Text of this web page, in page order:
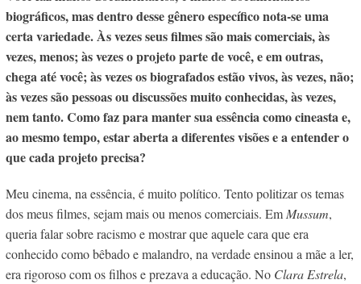
biográficos, mas dentro desse gênero específico nota-se uma
certa variedade. Às vezes seus filmes são mais comerciais, às
vezes, menos; às vezes o projeto parte de você, e em outras,
chega até você; às vezes os biografados estão vivos, às vezes, não;
às vezes são pessoas ou discussões muito conhecidas, às vezes,
nem tanto. Como faz para manter sua essência como cineasta e,
ao mesmo tempo, estar aberta a diferentes visões e a entender o
que cada projeto precisa?
Meu cinema, na essência, é muito político. Tento politizar os temas
dos meus filmes, sejam mais ou menos comerciais. Em Mussum,
queria falar sobre racismo e mostrar que aquele cara que era
conhecido como bêbado e malandro, na verdade ensinou a mãe a ler,
era rigoroso com os filhos e prezava a educação. No Clara Estrela,